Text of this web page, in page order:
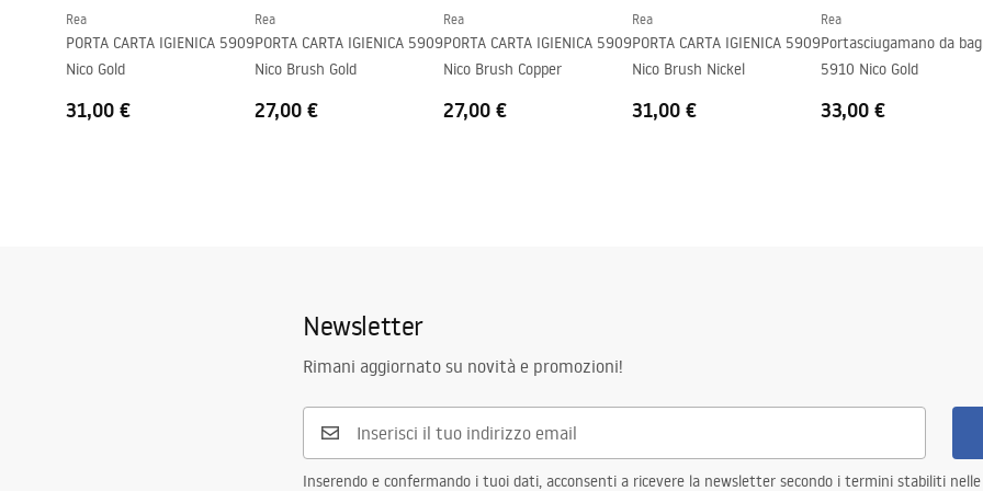
Rea
PORTA CARTA IGIENICA 5909
Nico Gold
31,00 €
Rea
PORTA CARTA IGIENICA 5909
Nico Brush Gold
27,00 €
Rea
PORTA CARTA IGIENICA 5909
Nico Brush Copper
27,00 €
Rea
PORTA CARTA IGIENICA 5909
Nico Brush Nickel
31,00 €
Rea
Portasciugamano da
5910 Nico Gold
33,00 €
Newsletter
Rimani aggiornato su novità e promozioni!
Inserendo e confermando i tuoi dati, acconsenti a ricevere la newsletter secondo i termini stabiliti nelle